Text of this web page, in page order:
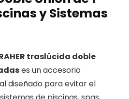
y Sistemas
traslúcida doble
es un accesorio
diseñado para evitar el